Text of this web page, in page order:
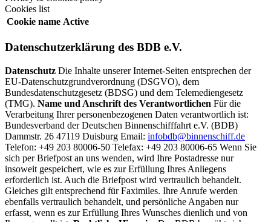
Cookies list
Cookie name Active
Datenschutzerklärung des BDB e.V.
Datenschutz Die Inhalte unserer Internet-Seiten entsprechen der
EU-Datenschutzgrundverordnung (DSGVO), dem
Bundesdatenschutzgesetz (BDSG) und dem Telemediengesetz
(TMG). Name und Anschrift des Verantwortlichen Für die
Verarbeitung Ihrer personenbezogenen Daten verantwortlich ist:
Bundesverband der Deutschen Binnenschifffahrt e.V. (BDB)
Dammstr. 26 47119 Duisburg Email: infobdb@binnenschiff.de
Telefon: +49 203 80006-50 Telefax: +49 203 80006-65 Wenn Sie
sich per Briefpost an uns wenden, wird Ihre Postadresse nur
insoweit gespeichert, wie es zur Erfüllung Ihres Anliegens
erforderlich ist. Auch die Briefpost wird vertraulich behandelt.
Gleiches gilt entsprechend für Faximiles. Ihre Anrufe werden
ebenfalls vertraulich behandelt, und persönliche Angaben nur
erfasst, wenn es zur Erfüllung Ihres Wunsches dienlich und von